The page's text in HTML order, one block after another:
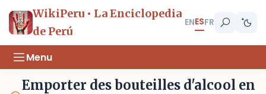
WikiPeru • La Enciclopedia
de Perú
ENESFR
Menu
Emporter des bouteilles d'alcool en